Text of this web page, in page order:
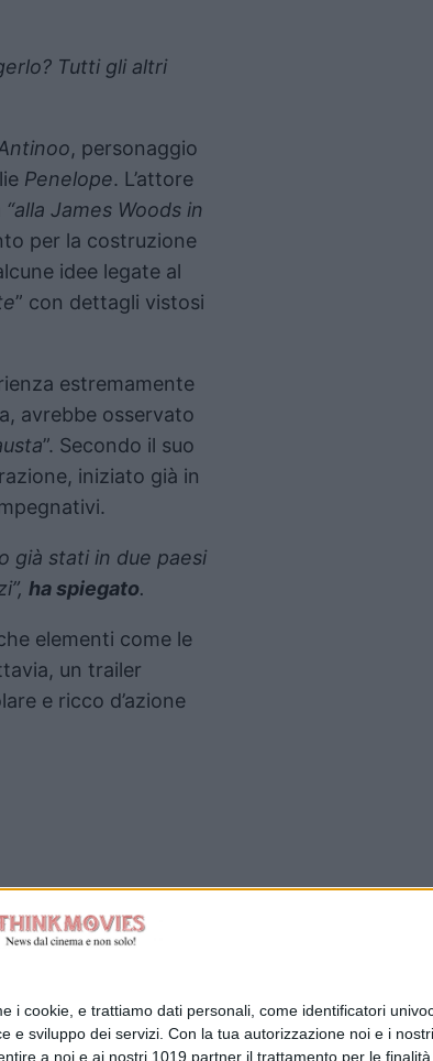
i cookie, e trattiamo dati personali, come identificatori
e sviluppo dei servizi. Con la tua autorizzazione noi e i
a noi e ai nostri 1019 partner il trattamento per le
Tutti gli altri
, personaggio
Penelope. L’attore
“alla James Woods in
per la costruzione
idee legate al
” con dettagli vistosi
estremamente
avrebbe osservato
”. Secondo il suo
iniziato già in
già stati in due paesi
ha spiegato.
elementi come le
un trailer
e ricco d’azione